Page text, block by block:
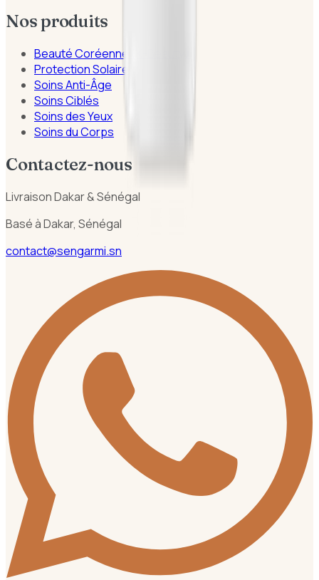
Nos produits
Beauté Coréenne (K-Beauty)
Protection Solaire
Soins Anti-Âge
Soins Ciblés
Soins des Yeux
Soins du Corps
Contactez-nous
Livraison Dakar & Sénégal
Basé à Dakar, Sénégal
contact@sengarmi.sn